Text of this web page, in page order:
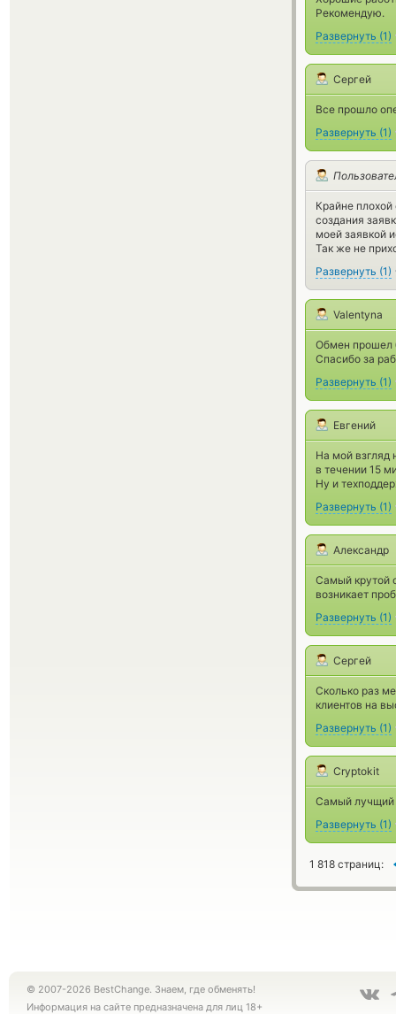
Рекомендую.
Развернуть (1)
Сергей
Все прошло
Развернуть (1)
Крайне
создания
моей заявкой
Так же не
Развернуть (1)
Valentyna
Обмен прошел
Спасибо за
Развернуть (1)
Евгений
На мой взгляд
в течении 15
Ну и
Развернуть (1)
Александр
Самый крутой
возникает
Развернуть (1)
Сергей
Сколько раз
клиентов на
Развернуть (1)
Cryptokit
Самый лучщий
Развернуть (1)
1 818 страниц:
© 2007-2026 BestChange. Знаем, где обменять!
Информация на сайте предназначена для лиц 18+